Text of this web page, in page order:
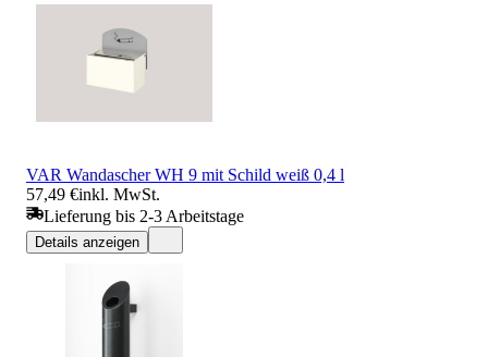
VAR Wandascher WH 9 mit Schild weiß 0,4 l
57,49 €inkl. MwSt.
Lieferung bis 2-3 Arbeitstage
Details anzeigen